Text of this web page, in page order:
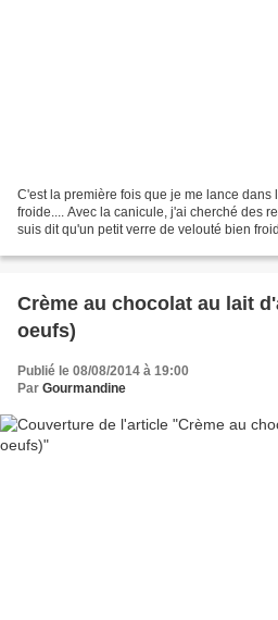
C'est la première fois que je me lance dans
froide.... Avec la canicule, j'ai cherché des
suis dit qu'un petit verre de velouté bien
Crème au chocolat au lait
oeufs)
Publié le 08/08/2014 à 19:00
Par Gourmandine